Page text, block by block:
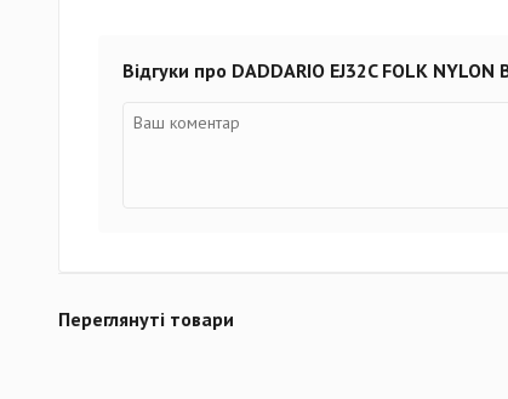
Відгуки про DADDARIO EJ32C FOLK
Переглянуті товари